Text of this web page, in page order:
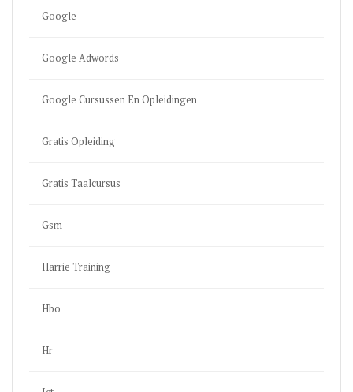
Google
Google Adwords
Google Cursussen En Opleidingen
Gratis Opleiding
Gratis Taalcursus
Gsm
Harrie Training
Hbo
Hr